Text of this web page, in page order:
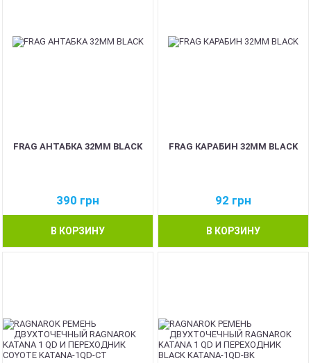
FRAG АНТАБКА 32ММ BLACK
390 грн
В КОРЗИНУ
FRAG КАРАБИН 32ММ BLACK
92 грн
В КОРЗИНУ